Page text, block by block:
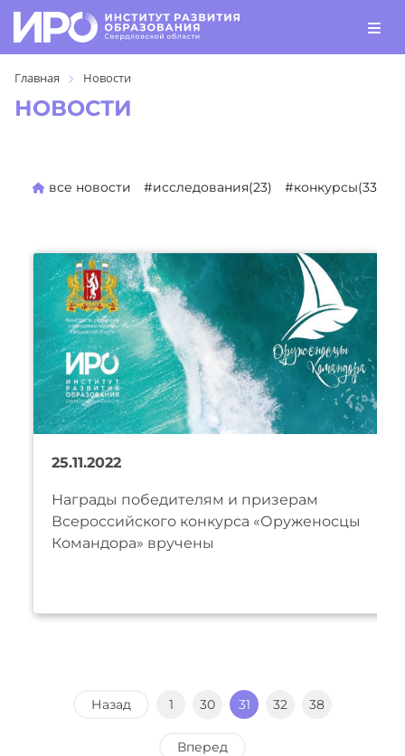
Главная Новости
НОВОСТИ
все новости #исследования(23) #конкурсы(330)
25.11.2022
Награды победителям и призерам
Всероссийского конкурса «Оруженосцы
Командора» вручены
Назад 1 30 31 32 38
Вперед